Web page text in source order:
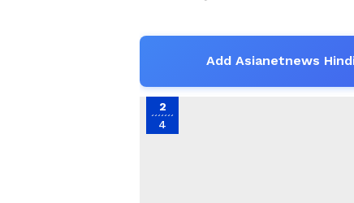
Add Asianetnews
2
4